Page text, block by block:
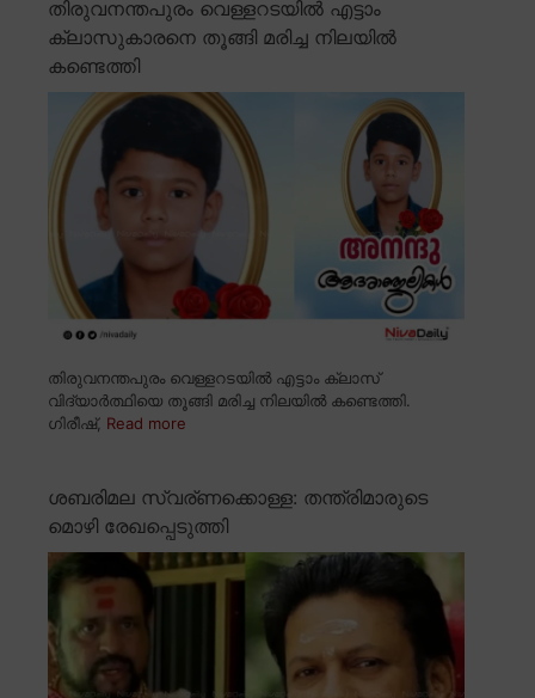
തിരുവനന്തപുരം വെള്ളറടയിൽ എട്ടാം
ക്ലാസുകാരനെ തൂങ്ങി മരിച്ച നിലയിൽ
കണ്ടെത്തി
തിരുവനന്തപുരം വെള്ളറടയിൽ എട്ടാം ക്ലാസ്
വിദ്യാർത്ഥിയെ തൂങ്ങി മരിച്ച നിലയിൽ കണ്ടെത്തി.
ഗിരീഷ്, Read more
ശബരിമല സ്വര്ണക്കൊള്ള: തന്ത്രിമാരുടെ
മൊഴി രേഖപ്പെടുത്തി